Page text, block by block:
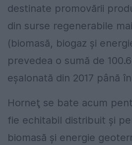
destinate promovării
din surse regenerabile
(biomasă, biogaz şi
prevedea o sumă de
eşalonată din 2017 până
Horneţ se bate acum
fie echitabil distribuit şi
biomasă şi energie